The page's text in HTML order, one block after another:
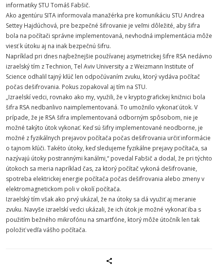
informatiky STU Tomáš Fabšič.
Ako agentúru SITA informovala manažérka pre komunikáciu STU Andrea
Settey Hajdúchová, pre bezpečné šifrovanie je veľmi dôležité, aby šifra
bola na počítači správne implementovaná, nevhodná implementácia môže
viesť k útoku aj na inak bezpečnú šifru.
Napríklad pri dnes najbežnejšie používanej asymetrickej šifre RSA nedávno
izraelský tím z Technion, Tel Aviv University a z Weizmann Institute of
Science odhalil tajný kľúč len odpočúvaním zvuku, ktorý vydáva počítač
počas dešifrovania. Pokus zopakoval aj tím na STU.
„Izraelskí vedci, rovnako ako my, využili, že v kryptografickej knižnici bola
šifra RSA nedbanlivo naimplementovaná. To umožnilo vykonať útok. V
prípade, že je RSA šifra implementovaná odborným spôsobom, nie je
možné takýto útok vykonať. Keď sú šifry implementované neodborne, je
možné z fyzikálnych prejavov počítača počas dešifrovania určiť informácie
o tajnom kľúči. Takéto útoky, keď sledujeme fyzikálne prejavy počítača, sa
nazývajú útoky postrannými kanálmi,“ povedal Fabšič a dodal, že pri týchto
útokoch sa meria napríklad čas, za ktorý počítač vykoná dešifrovanie,
spotreba elektrickej energie počítača počas dešifrovania alebo zmeny v
elektromagnetickom poli v okolí počítača.
Izraelský tím však ako prvý ukázal, že na útoky sa dá využiť aj meranie
zvuku. Navyše izraelskí vedci ukázali, že ich útok je možné vykonať iba s
použitím bežného mikrofónu na smartfóne, ktorý môže útočník len tak
položiť vedľa vášho počítača.